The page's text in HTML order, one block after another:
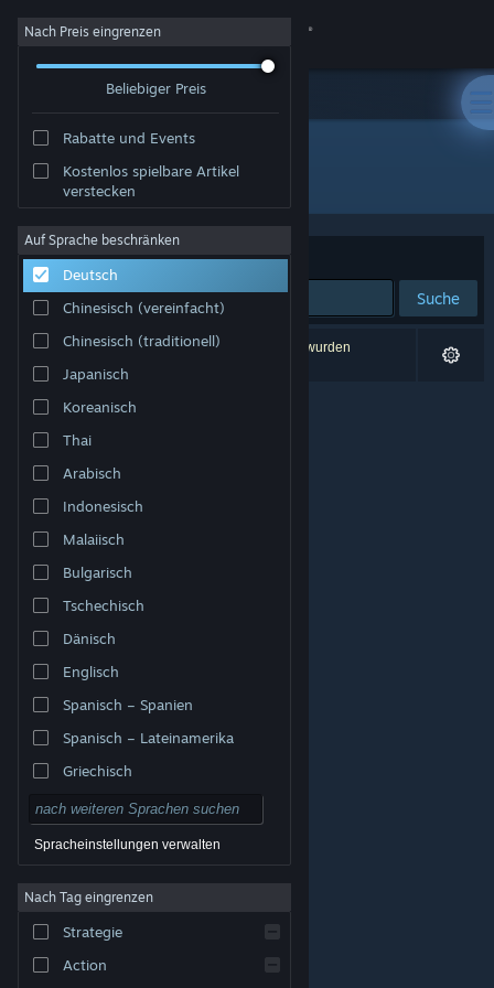
Anmelden
Info
Support
Sprache ändern
Steam-Mobile-App herunterladen
Desktopversion anzeigen
© Valve Corporation. Alle Rechte vorbehalten. Alle
USA und anderen Ländern.
Rechtliches
Barrierefreiheit
Nutzungsvertrag
Nach Preis eingrenzen
Beliebiger Preis
Rabatte und Events
Kostenlos spielbare Artikel
verstecken
Auf Sprache beschränken
Deutsch
Chinesisch (vereinfacht)
Chinesisch (traditionell)
Japanisch
Koreanisch
Thai
Arabisch
Indonesisch
Malaiisch
Bulgarisch
Tschechisch
Dänisch
Englisch
Spanisch – Spanien
Spanisch – Lateinamerika
Griechisch
Spracheinstellungen verwalten
Nach Tag eingrenzen
Strategie
Action
Entwickler: Lowe Bros. Studios LLC
Sortieren nach Relevanz
Suche
0 Ergebnisse entsprechen Ihrer Suche. 10 Titel wurden
aufgrund Ihrer Einstellungen ausgeschlossen.